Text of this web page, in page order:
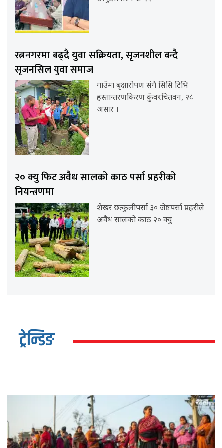
रत्ननगरमा बढ्दै युवा सक्रियता, सृजनशील बन्दै
सृजनसिल युवा समाज
गाउँमा बृक्षारोपण संगै सिसि टिभि
हस्तान्तरणकिरण कुँवरचितवन, २८
असार ।
२० क्यु फिट अवैध सालको काठ पर्सा प्रहरीको
नियन्त्रणमा
शेखर छत्कुलीपर्सा ३० जेष्ठपर्सा प्रहरीले
अवैध सालको काठ २० क्यु
ट्रेन्डिङ